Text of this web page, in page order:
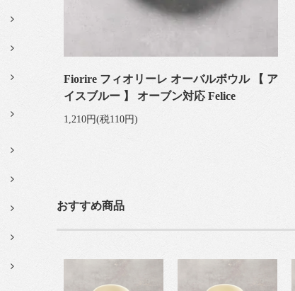
Fiorire フィオリーレ オーバルボウル 【 ア
イスブルー 】 オーブン対応 Felice
1,210円(税110円)
おすすめ商品